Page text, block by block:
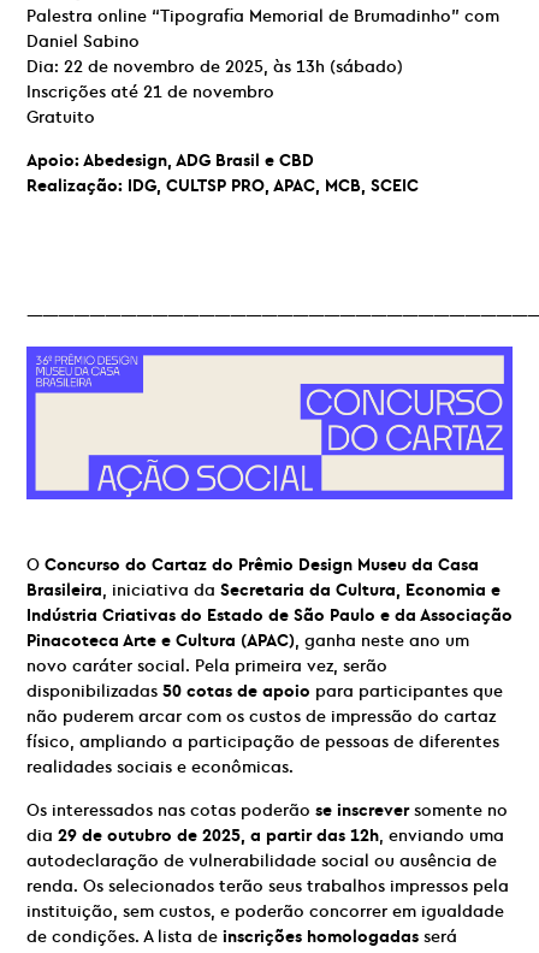
Palestra online “Tipografia Memorial de Brumadinho” com
Daniel Sabino
Dia: 22 de novembro de 2025, às 13h (sábado)
Inscrições até 21 de novembro
Gratuito
Apoio: Abedesign, ADG Brasil e CBD
Realização: IDG, CULTSP PRO, APAC, MCB, SCEIC
O Concurso do Cartaz do Prêmio Design Museu da Casa
Brasileira, iniciativa da Secretaria da Cultura, Economia e
Indústria Criativas do Estado de São Paulo e da Associação
Pinacoteca Arte e Cultura (APAC), ganha neste ano um
novo caráter social. Pela primeira vez, serão
disponibilizadas 50 cotas de apoio para participantes que
não puderem arcar com os custos de impressão do cartaz
físico, ampliando a participação de pessoas de diferentes
realidades sociais e econômicas.
Os interessados nas cotas poderão se inscreversomente no
dia 29 de outubro de 2025, a partir das 12h, enviando uma
autodeclaração de vulnerabilidade social ou ausência de
renda. Os selecionados terão seus trabalhos impressos pela
instituição, sem custos, e poderão concorrer em igualdade
de condições. A lista de inscrições homologadas será